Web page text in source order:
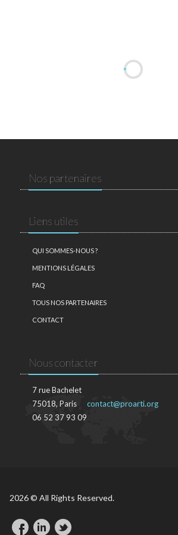
Nos partenaires
Liens utiles
QUI SOMMES-NOUS ?
MENTIONS LÉGALES
FAQ
TOUS NOS PARTENAIRES
CONTACT
Nous contacter
7 rue Bachelet
75018, Paris
06 52 37 93 09
contact@proarti.org
2026 © All Rights Reserved.